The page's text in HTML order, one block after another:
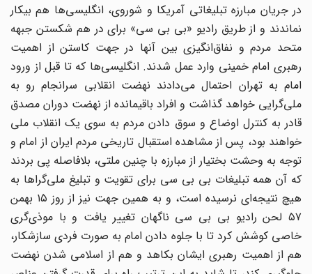
در جریان مبارزه تبلیغاتی آمریکا و شوروی، انگلیسی‌ها هم بیکار
نماندند و از طریق رادیو «بی بی سی» برای در هم شکستن جبهه
متحد مردم و نفاق‌انگیزی بین آنها در جهت کاستن از اهمیت
رهبری امام خمینی وارد عمل شدند. انگلیسی‌ها که تا قبل از ورود
امام به تهران احتمال می‌دادند نهضت انقلابی سرانجام رو به
ملی‌گرایی خواهد گذاشت و افراد باقیمانده از نهضت دوران مصدق
قادر به کنترل اوضاع و سوق دادن مردم به سوی یک انقلاب ملی
خواهند بود، پس از مشاهده استقبال تاریخی مردم ایران از امام و
توجه به وحشت بختیار از مبارزه با چنین ملتی، بلافاصله پی بردند
که آن همه تبلیغات بی بی سی برای تقویت و تبلیغ ملی‌گراها به
هیچ نتیجه‌ای نرسیده است، و به همین جهت نیز از روز ۱۵ بهمن
۵۷ لحن رادیو بی بی سی ناگهان تغییر یافت و با موذی‌گری
خاصی کوشش کرد تا با جلوه دادن امام به صورت فردی سازشکار،
هم از اهمیت رهبری ایشان بکاهد و هم از اسلامی شدن نهضت